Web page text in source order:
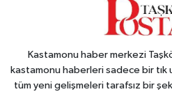
Kastamonu haber merkezi
kastamonu haberleri sadece bir tık
tüm yeni gelişmeleri tarafsız bir